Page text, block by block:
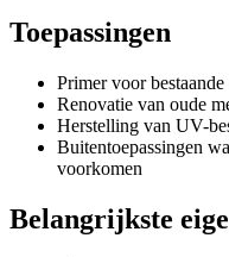
Toepassingen
Primer voor
Renovatie van oude
Herstelling van UV-
Buitentoepassingen
voorkomen
Belangrijkste